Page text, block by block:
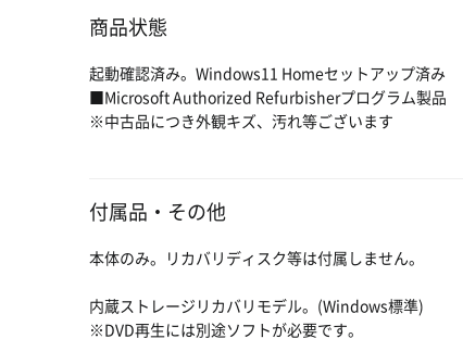
商品状態
起動確認済み。Windows11 Homeセットアップ済み
■Microsoft Authorized Refurbisherプログラム製品
※中古品につき外観キズ、汚れ等ございます
付属品・その他
本体のみ。リカバリディスク等は付属しません。
内蔵ストレージリカバリモデル。(Windows標準)
※DVD再生には別途ソフトが必要です。